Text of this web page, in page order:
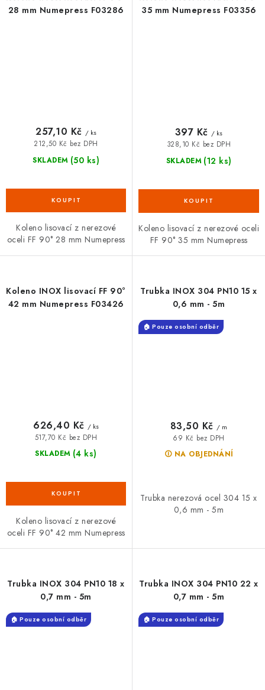
28 mm Numepress F03286
SKLADEM (50 ks)
212,50 Kč bez DPH
257,10 Kč / ks
Koleno lisovací z nerezové
oceli FF 90° 28 mm Numepress
35 mm Numepress F03356
SKLADEM (12 ks)
328,10 Kč bez DPH
397 Kč / ks
Koleno lisovací z nerezové oceli
FF 90° 35 mm Numepress
Koleno INOX lisovací FF 90°
42 mm Numepress F03426
SKLADEM (4 ks)
517,70 Kč bez DPH
626,40 Kč / ks
Koleno lisovací z nerezové
oceli FF 90° 42 mm Numepress
Trubka INOX 304 PN10 15 x
0,6 mm - 5m
🏠 Pouze osobní odběr
🛈 NA OBJEDNÁNÍ
69 Kč bez DPH
83,50 Kč / m
Trubka nerezová ocel 304 15 x
0,6 mm - 5m
Trubka INOX 304 PN10 18 x
0,7 mm - 5m
🏠 Pouze osobní odběr
Trubka INOX 304 PN10 22 x
0,7 mm - 5m
🏠 Pouze osobní odběr